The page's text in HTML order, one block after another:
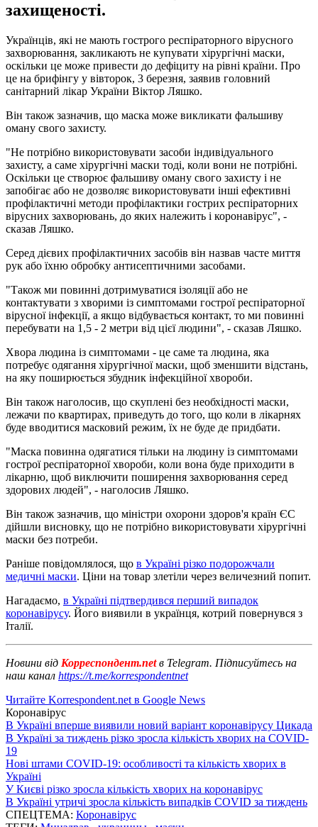
захищеності.
Українців, які не мають гострого респіраторного вірусного
захворювання, закликають не купувати хірургічні маски,
оскільки це може привести до дефіциту на рівні країни. Про
це на брифінгу у вівторок, 3 березня, заявив головний
санітарний лікар України Віктор Ляшко.
Він також зазначив, що маска може викликати фальшиву
оману свого захисту.
"Не потрібно використовувати засоби індивідуального
захисту, а саме хірургічні маски тоді, коли вони не потрібні.
Оскільки це створює фальшиву оману свого захисту і не
запобігає або не дозволяє використовувати інші ефективні
профілактичні методи профілактики гострих респіраторних
вірусних захворювань, до яких належить і коронавірус", -
сказав Ляшко.
Серед дієвих профілактичних засобів він назвав часте миття
рук або їхню обробку антисептичними засобами.
"Також ми повинні дотримуватися ізоляції або не
контактувати з хворими із симптомами гострої респіраторної
вірусної інфекції, а якщо відбувається контакт, то ми повинні
перебувати на 1,5 - 2 метри від цієї людини", - сказав Ляшко.
Хвора людина із симптомами - це саме та людина, яка
потребує одягання хірургічної маски, щоб зменшити відстань,
на яку поширюється збудник інфекційної хвороби.
Він також наголосив, що скуплені без необхідності маски,
лежачи по квартирах, приведуть до того, що коли в лікарнях
буде вводитися масковий режим, їх не буде де придбати.
"Маска повинна одягатися тільки на людину із симптомами
гострої респіраторної хвороби, коли вона буде приходити в
лікарню, щоб виключити поширення захворювання серед
здорових людей", - наголосив Ляшко.
Він також зазначив, що міністри охорони здоров'я країн ЄС
дійшли висновку, що не потрібно використовувати хірургічні
маски без потреби.
Раніше повідомлялося, що в Україні різко подорожчали
медичні маски. Ціни на товар злетіли через величезний попит.
Нагадаємо, в Україні підтвердився перший випадок
коронавірусу. Його виявили в українця, котрий повернувся з
Італії.
Новини від Корреспондент.netв Telegram. Підписуйтесь на
наш канал https://t.me/korrespondentnet
Читайте Korrespondent.net в Google News
Коронавірус
В Україні вперше виявили новий варіант коронавірусу Цикада
В Україні за тиждень різко зросла кількість хворих на COVID-
19
Нові штами COVID-19: особливості та кількість хворих в
Україні
У Києві різко зросла кількість хворих на коронавірус
В Україні утричі зросла кількість випадків COVID за тиждень
СПЕЦТЕМА: Коронавірус